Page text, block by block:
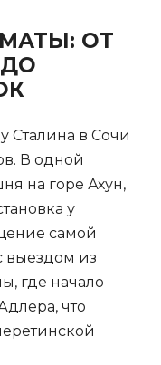
ОТ
Сталина в Сочи
В одной
на горе Ахун,
у
самой
выездом из
где начало
что